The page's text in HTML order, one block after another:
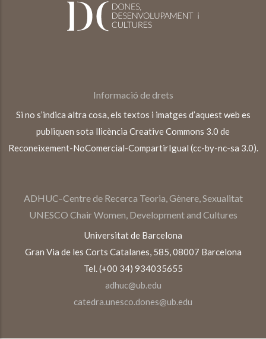
Informació de drets
Si no s’indica altra cosa, els textos i imatges d’aquest web es
publiquen sota llicència Creative Commons 3.0 de
Reconeixement-NoComercial-CompartirIgual (cc-by-nc-sa 3.0).
ADHUC–Centre de Recerca Teoria, Gènere, Sexualitat
UNESCO Chair Women, Development and Cultures
Universitat de Barcelona
Gran Via de les Corts Catalanes, 585, 08007 Barcelona
Tel. (+00 34) 934035655
adhuc@ub.edu
catedra.unesco.dones@ub.edu